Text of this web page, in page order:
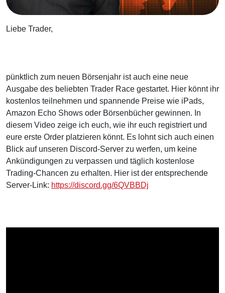
Liebe Trader,
pünktlich zum neuen Börsenjahr ist auch eine neue
Ausgabe des beliebten Trader Race gestartet. Hier könnt ihr
kostenlos teilnehmen und spannende Preise wie iPads,
Amazon Echo Shows oder Börsenbücher gewinnen. In
diesem Video zeige ich euch, wie ihr euch registriert und
eure erste Order platzieren könnt. Es lohnt sich auch einen
Blick auf unseren Discord-Server zu werfen, um keine
Ankündigungen zu verpassen und täglich kostenlose
Trading-Chancen zu erhalten. Hier ist der entsprechende
Server-Link: https://discord.gg/6QVBBDj